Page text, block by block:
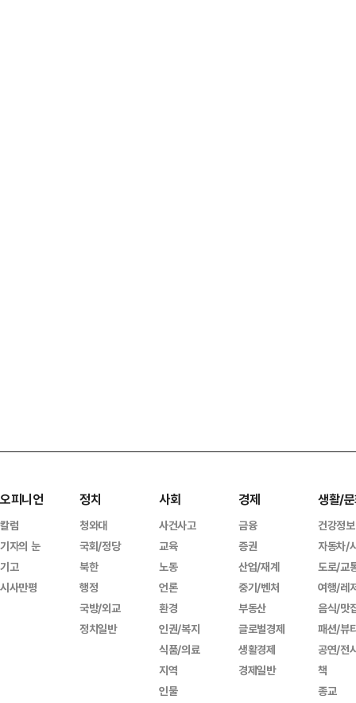
오피니언
칼럼
기자의 눈
기고
시사만평
정치
청와대
국회/정당
북한
행정
국방/외교
정치일반
사회
사건사고
교육
노동
언론
환경
인권/복지
식품/의료
지역
인물
경제
금융
증권
산업/재계
중기/벤처
부동산
글로벌경제
생활경제
경제일반
생활/
건강정보
자동차/
도로/교
여행/레
음식/맛
패션/뷰
공연/전
책
종교